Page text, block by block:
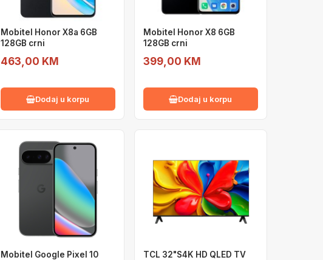
Mobitel Honor X8a 6GB
128GB crni
463,00 KM
Dodaj u korpu
Mobitel Honor X8 6GB
128GB crni
399,00 KM
Dodaj u korpu
Mobitel Google Pixel 10
TCL 32"S4K HD QLED TV